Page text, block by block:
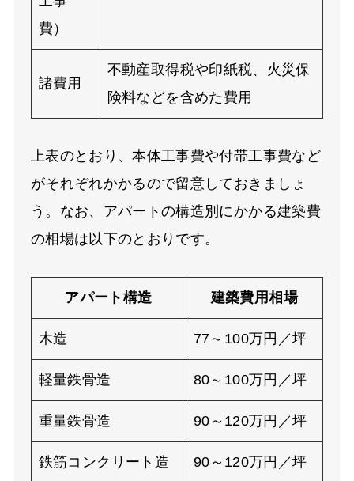
費）
諸費用
不動産取得税や印紙税、火災保
険料などを含めた費用
上表のとおり、本体工事費や付帯工事費など
がそれぞれかかるので留意しておきましょ
う。なお、アパートの構造別にかかる建築費
の相場は以下のとおりです。
アパート構造 建築費用相場
木造 77～100万円／坪
軽量鉄骨造 80～100万円／坪
重量鉄骨造 90 ～ 120万円／坪
鉄筋コンクリート造 90 ～ 120万円／坪